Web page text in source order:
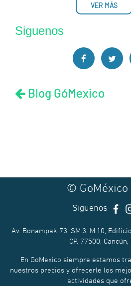
VER MÁS
Siguenos
Blog GóMexico
© GoMéxico
Siguenos
Av. Bonampak 73, SM.3, M.10,
CP. 77500,
En GoMexico siempre estamos trabajando
nuestros precios y ofrecerle los
actividades que